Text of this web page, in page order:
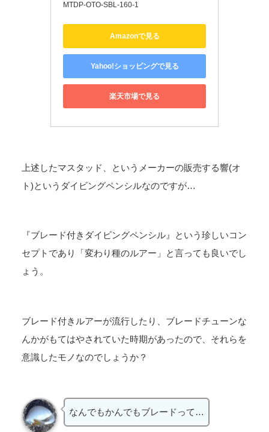
MTDP-OTO-SBL-160-1
Amazonで見る
Yahoo!ショッピングで見る
楽天市場で見る
上述したマスタッド、というメーカーの販売する響(オ
ト)というダイビングペンシルなのですが…
『ブレード付きダイビングペンシル』という珍しいコン
セプトであり「変わり種のルアー」と言っても良いでし
ょう。
ブレード付きルアーが流行したり、ブレードチューンな
んかがもてはやされていた時期があったので、それらを
意識したモノなのでしょうか？
なんでもかんでもブレードって…